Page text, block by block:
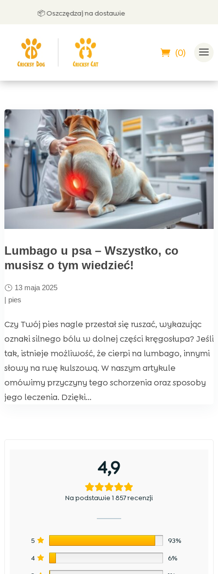
📦 Oszczędzaj na dostawie
(0)
Lumbago u psa – Wszystko, co
musisz o tym wiedzieć!
13 maja 2025
| pies
Czy Twój pies nagle przestał się ruszać, wykazując
oznaki silnego bólu w dolnej części kręgosłupa? Jeśli
tak, istnieje możliwość, że cierpi na lumbago, innymi
słowy na rwę kulszową. W naszym artykule
omówimy przyczyny tego schorzenia oraz sposoby
jego leczenia. Dzięki...
4,9
Na podstawie 1 857 recenzji
5 93%
4 6%